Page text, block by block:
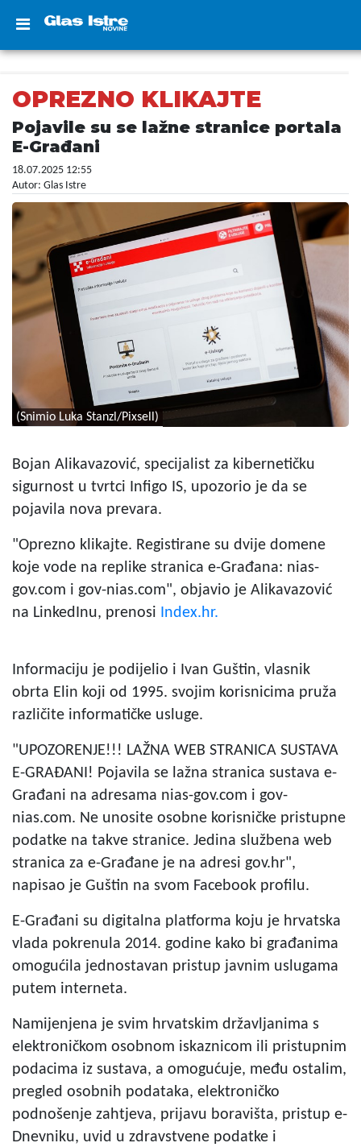
OPREZNO KLIKAJTE
Pojavile su se lažne stranice portala
E-Građani
18.07.2025 12:55
Autor: Glas Istre
(Snimio Luka Stanzl/Pixsell)
Bojan Alikavazović, specijalist za kibernetičku
sigurnost u tvrtci Infigo IS, upozorio je da se
pojavila nova prevara.
"Oprezno klikajte. Registirane su dvije domene
koje vode na replike stranica e-Građana: nias-
gov.com i gov-nias.com", objavio je Alikavazović
na LinkedInu, prenosi Index.hr.
Informaciju je podijelio i Ivan Guštin, vlasnik
obrta Elin koji od 1995. svojim korisnicima pruža
različite informatičke usluge.
"UPOZORENJE!!! LAŽNA WEB STRANICA SUSTAVA
E-GRAĐANI! Pojavila se lažna stranica sustava e-
Građani na adresama nias-gov.com i gov-
nias.com. Ne unosite osobne korisničke pristupne
podatke na takve stranice. Jedina službena web
stranica za e-Građane je na adresi gov.hr",
napisao je Guštin na svom Facebook profilu.
E-Građani su digitalna platforma koju je hrvatska
vlada pokrenula 2014. godine kako bi građanima
omogućila jednostavan pristup javnim uslugama
putem interneta.
Namijenjena je svim hrvatskim državljanima s
elektroničkom osobnom iskaznicom ili pristupnim
podacima iz sustava, a omogućuje, među ostalim,
pregled osobnih podataka, elektroničko
podnošenje zahtjeva, prijavu boravišta, pristup e-
Dnevniku, uvid u zdravstvene podatke i